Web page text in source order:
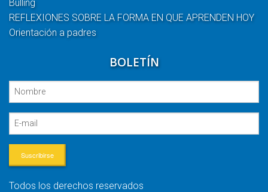
Bulling
REFLEXIONES SOBRE LA FORMA EN QUE APRENDEN HOY
Orientación a padres
BOLETÍN
Suscribirse
Todos los derechos reservados